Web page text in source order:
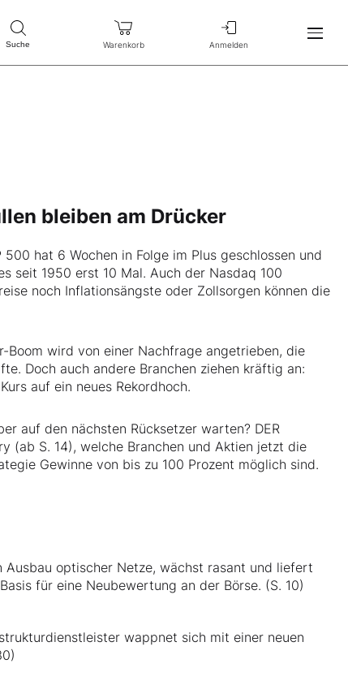
Suche Warenkorb Anmelden
bleiben am Drücker
hat 6 Wochen in Folge im Plus geschlossen und
seit 1950 erst 10 Mal. Auch der Nasdaq 100
noch Inflationsängste oder Zollsorgen können die
wird von einer Nachfrage angetrieben, die
Doch auch andere Branchen ziehen kräftig an:
auf ein neues Rekordhoch.
auf den nächsten Rücksetzer warten? DER
(ab S. 14), welche Branchen und Aktien jetzt die
Gewinne von bis zu 100 Prozent möglich sind.
optischer Netze, wächst rasant und liefert
für eine Neubewertung an der Börse. (S. 10)
wappnet sich mit einer neuen